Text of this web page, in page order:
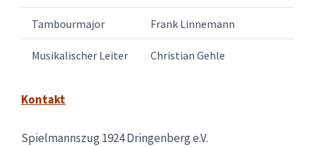
Tambourmajor Frank Linnemann
Musikalischer Leiter Christian Gehle
Kontakt
Spielmannszug 1924 Dringenberg e.V.